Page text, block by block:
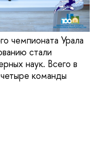
чемпионата Урала
стали
наук. Всего в
команды